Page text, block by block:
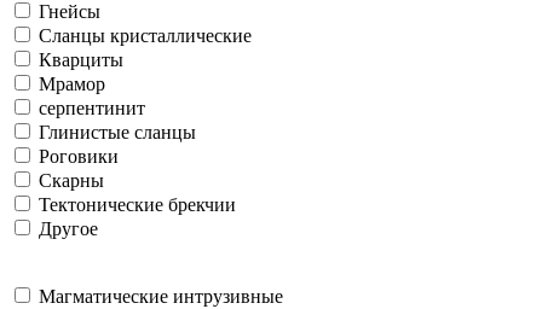
Гнейсы
Сланцы кристаллические
Кварциты
Мрамор
серпентинит
Глинистые сланцы
Роговики
Скарны
Тектонические брекчии
Другое
Магматические интрузивные